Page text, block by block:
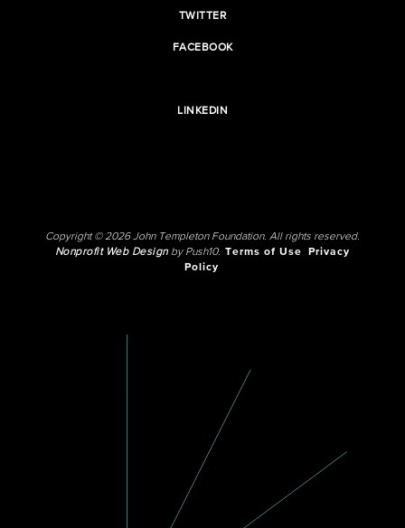
TWITTER
FACEBOOK
LINKEDIN
Copyright © 2026 John Templeton Foundation. All rights reserved.
Nonprofit Web Designby Push10. Terms of Use
Privacy
Policy